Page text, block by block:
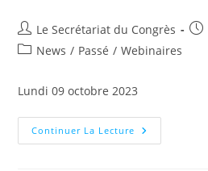
Le Secrétariat du Congrès
News / Passé / Webinaires
Lundi 09 octobre 2023 ​
Continuer La Lecture